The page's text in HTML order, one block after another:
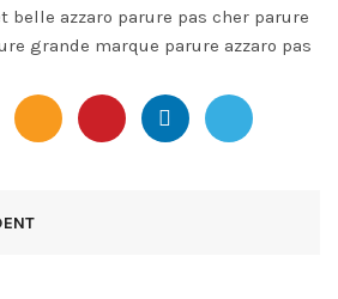
belle azzaro parure pas cher parure
grande marque parure azzaro pas